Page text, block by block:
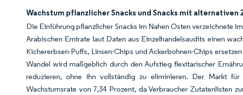
Wachstum pflanzlicher Snacks und Snacks mit alternativen
Die Einführung pflanzlicher Snacks im Nahen Osten verzeichnete
Arabischen Emirate laut Daten aus Einzelhandelsaudits einen
Kichererbsen-Puffs, Linsen-Chips und Ackerbohnen-Chips
Wandel wird maßgeblich durch den Aufstieg flexitarischer
reduzieren, ohne ihn vollständig zu eliminieren. Der Markt
Wachstumsrate von 7,34 Prozent, da Verbraucher Zutatenlisten